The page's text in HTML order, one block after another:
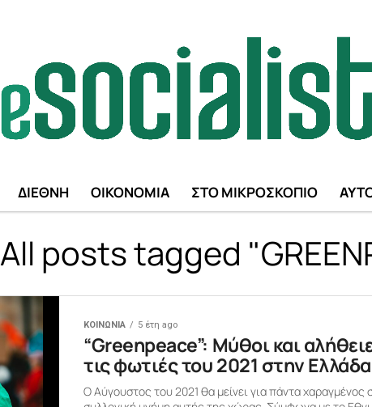
ΔΙΕΘΝΗ ΟΙΚΟΝΟΜΙΑ ΣΤΟ ΜΙΚΡΟΣΚΟΠΙΟ
All posts tagged
ΚΟΙΝΩΝΙΑ 5 έτη ago
“Greenpeace”: Μύθοι και
τις φωτιές του 2021 στην Ελλάδα
Ο Αύγουστος του 2021 θα μείνει για πάντα χαραγμένος